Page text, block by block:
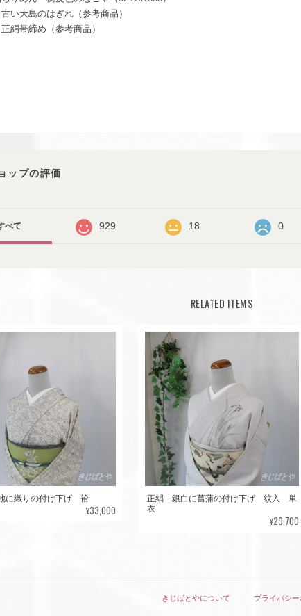
い大島のはぎれ（参考商品）
絹帯締め（参考商品）
ップの評価
べて 929 18 0
RELATED ITEMS
に織りの付け下げ 袷
¥33,000
正絹 銀白に菖蒲の付け下げ 紋入 単
衣
¥29,700
きじばとやについて プライバシ